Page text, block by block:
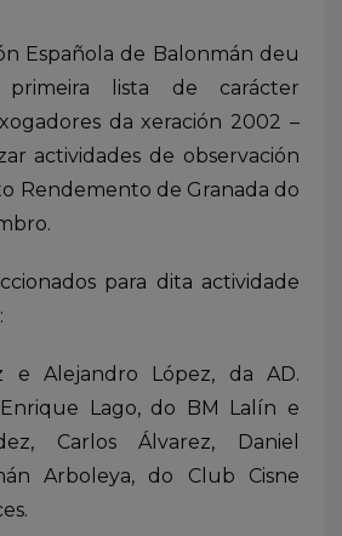
Española de Balonmán deu
lista de carácter
da xeración 2002 –
actividades de observación
Rendemento de Granada do
para dita actividade
e Alejandro López, da AD.
Lago, do BM Lalín e
Carlos Álvarez, Daniel
Arboleya, do Club Cisne